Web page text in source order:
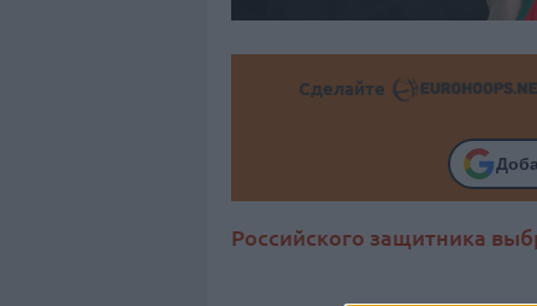
Сделайте
Российского защитника